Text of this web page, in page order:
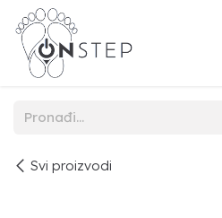
Preskoči na sadržaj
Svi proizvodi